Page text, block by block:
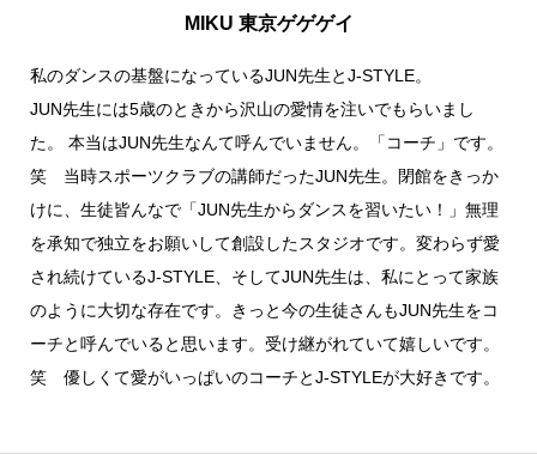
MIKU 東京ゲゲゲイ
私のダンスの基盤になっているJUN先生とJ-STYLE。
JUN先生には5歳のときから沢山の愛情を注いでもらいまし
た。 本当はJUN先生なんて呼んでいません。「コーチ」です。
笑 当時スポーツクラブの講師だったJUN先生。閉館をきっか
けに、生徒皆んなで「JUN先生からダンスを習いたい！」無理
を承知で独立をお願いして創設したスタジオです。変わらず愛
され続けているJ-STYLE、そしてJUN先生は、私にとって家族
のように大切な存在です。きっと今の生徒さんもJUN先生をコ
ーチと呼んでいると思います。受け継がれていて嬉しいです。
笑 優しくて愛がいっぱいのコーチとJ-STYLEが大好きです。